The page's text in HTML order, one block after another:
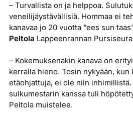
– Turvallista on ja helppoa.
veneilijäystävällisiä. Hommaa ei
kanavaa jo 20 vuotta ”ees sun
Peltola Lappeenrannan
– Kokemuksenakin kanava on
kerralla hieno. Tosin nykyään, kun
etäohjattuja, ei ole niin inhimillistä.
sulkumestarin kanssa tuli
Peltola muistelee.